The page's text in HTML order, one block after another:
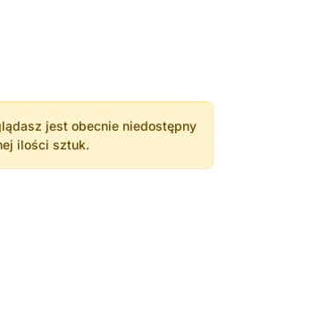
jest obecnie niedostępny
ilości sztuk.